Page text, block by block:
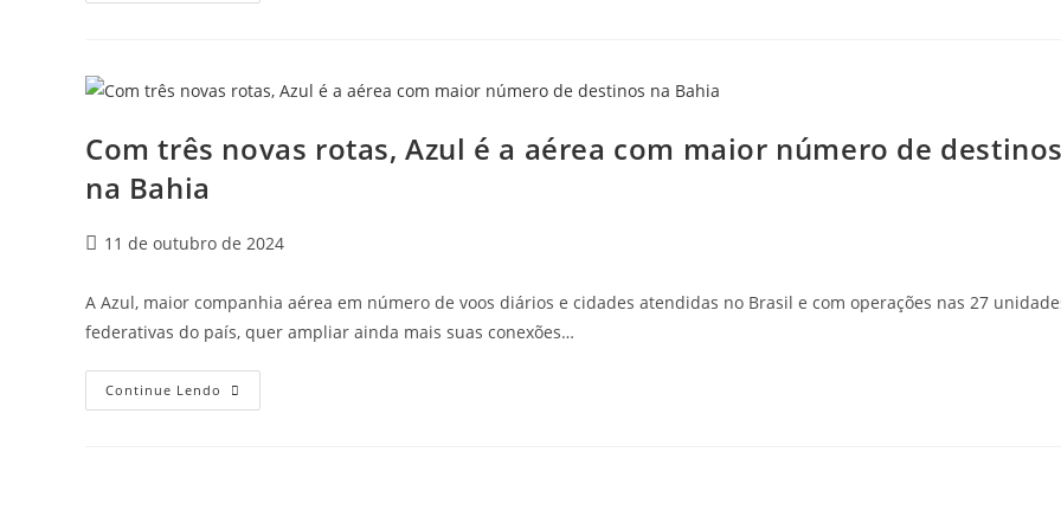
Com três novas rotas, Azul é a aérea com maior número de
na Bahia
11 de outubro de 2024
A Azul, maior companhia aérea em número de voos diários e cidades atendidas no Brasil e com operações nas 27
federativas do país, quer ampliar ainda mais suas conexões…
Continue Lendo